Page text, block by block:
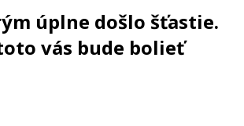
úplne došlo šťastie.
vás bude bolieť